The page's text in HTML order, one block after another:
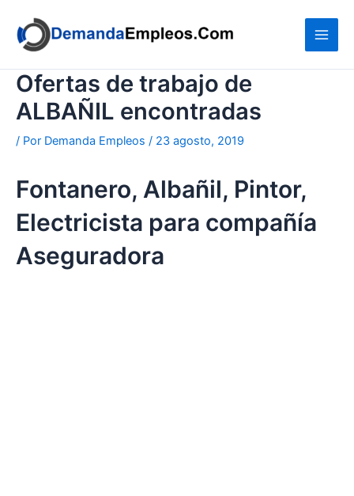
contenido
Ofertas de trabajo de
ALBAÑIL encontradas
/ Por Demanda Empleos / 23 agosto, 2019
Fontanero, Albañil, Pintor,
Electricista para compañía
Aseguradora